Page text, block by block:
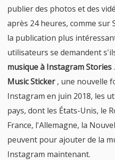
publier des photos et des
après 24 heures, comme sur
la publication plus
utilisateurs se demandent
musique à Instagram Stories
Music Sticker, une nouvelle
Instagram en juin 2018, les
pays, dont les États-Unis, le
France, l'Allemagne, la
peuvent pour ajouter de la
Instagram maintenant.